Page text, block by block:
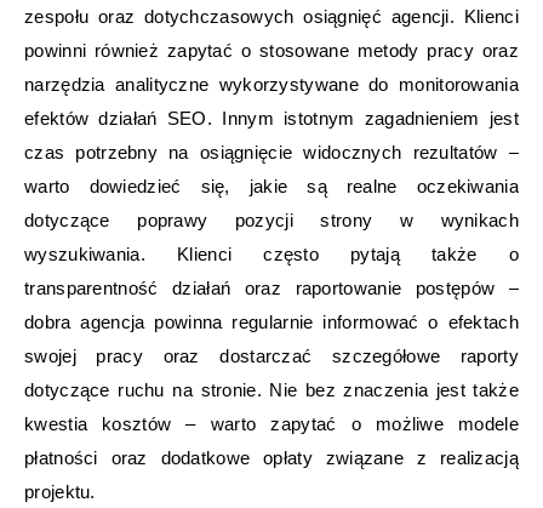
zespołu oraz dotychczasowych osiągnięć agencji. Klienci
powinni również zapytać o stosowane metody pracy oraz
narzędzia analityczne wykorzystywane do monitorowania
efektów działań SEO. Innym istotnym zagadnieniem jest
czas potrzebny na osiągnięcie widocznych rezultatów –
warto dowiedzieć się, jakie są realne oczekiwania
dotyczące poprawy pozycji strony w wynikach
wyszukiwania. Klienci często pytają także o
transparentność działań oraz raportowanie postępów –
dobra agencja powinna regularnie informować o efektach
swojej pracy oraz dostarczać szczegółowe raporty
dotyczące ruchu na stronie. Nie bez znaczenia jest także
kwestia kosztów – warto zapytać o możliwe modele
płatności oraz dodatkowe opłaty związane z realizacją
projektu.